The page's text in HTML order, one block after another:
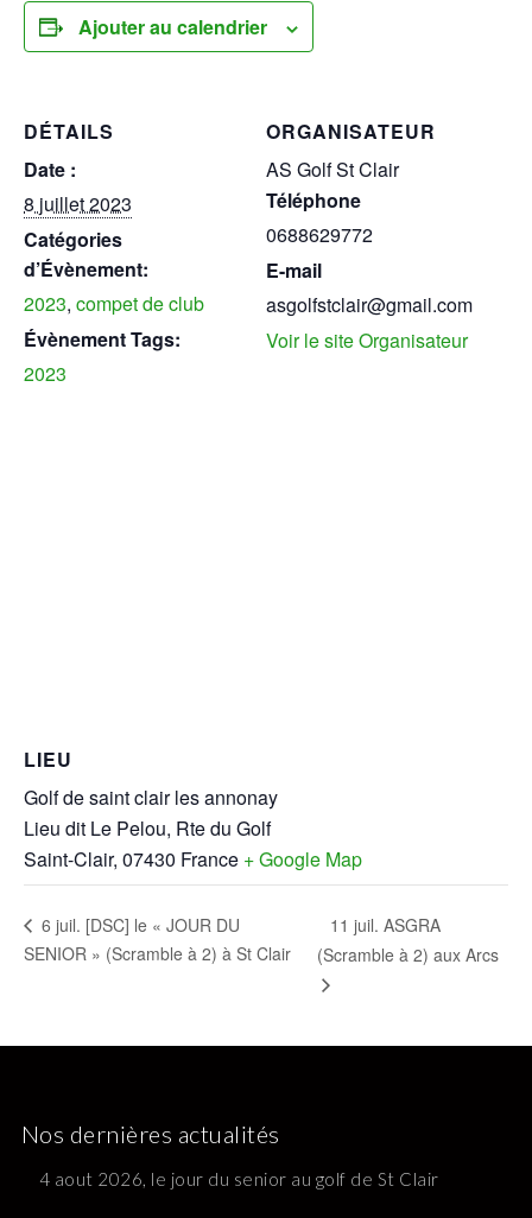
Ajouter au calendrier
DÉTAILS
Date :
8 juillet 2023
Catégories
d’Évènement:
2023, compet de club
Évènement Tags:
2023
ORGANISATEUR
AS Golf St Clair
Téléphone
0688629772
E-mail
asgolfstclair@gmail.com
Voir le site Organisateur
LIEU
Golf de saint clair les annonay
Lieu dit Le Pelou, Rte du Golf
Saint-Clair, 07430 France + Google Map
6 juil. [DSC] le « JOUR DU
SENIOR » (Scramble à 2) à St Clair
11 juil. ASGRA
(Scramble à 2) aux Arcs
Nos dernières actualités
4 aout 2026, le jour du senior au golf de St Clair